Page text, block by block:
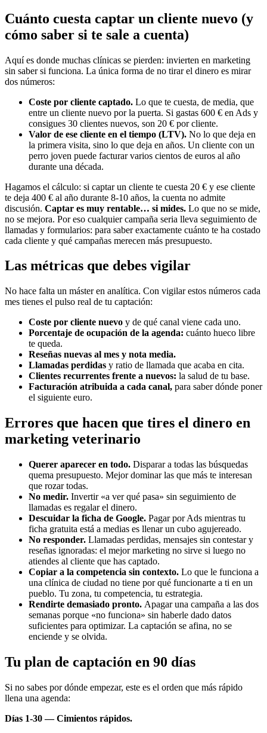
Cuánto cuesta captar un cliente nuevo (y
cómo saber si te sale a cuenta)
Aquí es donde muchas clínicas se pierden: invierten en marketing
sin saber si funciona. La única forma de no tirar el dinero es mirar
dos números:
Coste por cliente captado. Lo que te cuesta, de media, que
entre un cliente nuevo por la puerta. Si gastas 600 € en Ads y
consigues 30 clientes nuevos, son 20 € por cliente.
Valor de ese cliente en el tiempo (LTV). No lo que deja en
la primera visita, sino lo que deja en años. Un cliente con un
perro joven puede facturar varios cientos de euros al año
durante una década.
Hagamos el cálculo: si captar un cliente te cuesta 20 € y ese cliente
te deja 400 € al año durante 8-10 años, la cuenta no admite
discusión. Captar es muy rentable… si mides. Lo que no se mide,
no se mejora. Por eso cualquier campaña seria lleva seguimiento de
llamadas y formularios: para saber exactamente cuánto te ha costado
cada cliente y qué campañas merecen más presupuesto.
Las métricas que debes vigilar
No hace falta un máster en analítica. Con vigilar estos números cada
mes tienes el pulso real de tu captación:
Coste por cliente nuevo y de qué canal viene cada uno.
Porcentaje de ocupación de la agenda: cuánto hueco libre
te queda.
Reseñas nuevas al mes y nota media.
Llamadas perdidas y ratio de llamada que acaba en cita.
Clientes recurrentes frente a nuevos: la salud de tu base.
Facturación atribuida a cada canal, para saber dónde poner
el siguiente euro.
Errores que hacen que tires el dinero en
marketing veterinario
Querer aparecer en todo. Disparar a todas las búsquedas
quema presupuesto. Mejor dominar las que más te interesan
que rozar todas.
No medir. Invertir «a ver qué pasa» sin seguimiento de
llamadas es regalar el dinero.
Descuidar la ficha de Google. Pagar por Ads mientras tu
ficha gratuita está a medias es llenar un cubo agujereado.
No responder. Llamadas perdidas, mensajes sin contestar y
reseñas ignoradas: el mejor marketing no sirve si luego no
atiendes al cliente que has captado.
Copiar a la competencia sin contexto. Lo que le funciona a
una clínica de ciudad no tiene por qué funcionarte a ti en un
pueblo. Tu zona, tu competencia, tu estrategia.
Rendirte demasiado pronto. Apagar una campaña a las dos
semanas porque «no funciona» sin haberle dado datos
suficientes para optimizar. La captación se afina, no se
enciende y se olvida.
Tu plan de captación en 90 días
Si no sabes por dónde empezar, este es el orden que más rápido
llena una agenda:
Días 1-30 — Cimientos rápidos.